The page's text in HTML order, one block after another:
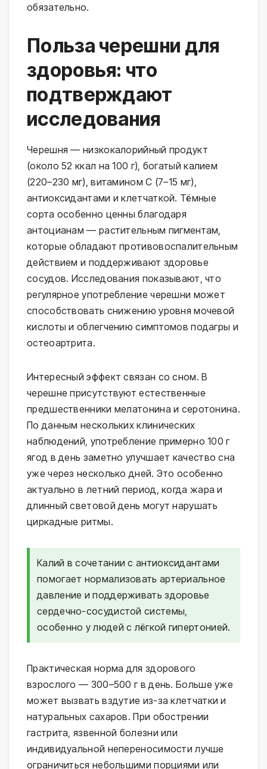
обязательно.
Польза черешни для
здоровья: что
подтверждают
исследования
Черешня — низкокалорийный продукт
(около 52 ккал на 100 г), богатый калием
(220–230 мг), витамином C (7–15 мг),
антиоксидантами и клетчаткой. Тёмные
сорта особенно ценны благодаря
антоцианам — растительным пигментам,
которые обладают противовоспалительным
действием и поддерживают здоровье
сосудов. Исследования показывают, что
регулярное употребление черешни может
способствовать снижению уровня мочевой
кислоты и облегчению симптомов подагры и
остеоартрита.
Интересный эффект связан со сном. В
черешне присутствуют естественные
предшественники мелатонина и серотонина.
По данным нескольких клинических
наблюдений, употребление примерно 100 г
ягод в день заметно улучшает качество сна
уже через несколько дней. Это особенно
актуально в летний период, когда жара и
длинный световой день могут нарушать
циркадные ритмы.
Калий в сочетании с антиоксидантами
помогает нормализовать артериальное
давление и поддерживать здоровье
сердечно-сосудистой системы,
особенно у людей с лёгкой гипертонией.
Практическая норма для здорового
взрослого — 300–500 г в день. Больше уже
может вызвать вздутие из-за клетчатки и
натуральных сахаров. При обострении
гастрита, язвенной болезни или
индивидуальной непереносимости лучше
ограничиться небольшими порциями или